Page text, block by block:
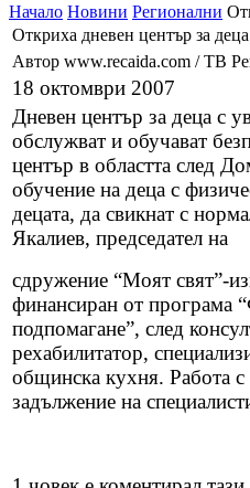
Начало Новини Регионални
Откриха дневен център за
Автор www.recaida.com / ТВ
18 октомври 2007
Дневен център за деца
обслужват и обучават
център в областта след
обучение на деца с
децата, да свикнат с
Якалиев, председател на
сдружение “Моят свят”-
финансиран от програма
подпомагане”, след
рехабилитатор,
общинска кухня. Работа
задължение на